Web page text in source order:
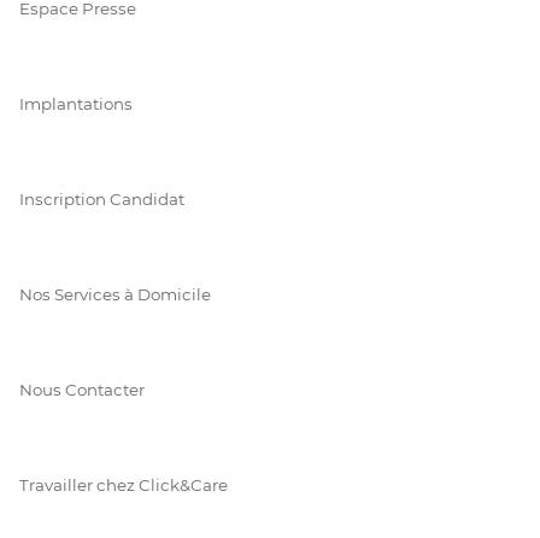
Espace Presse
Implantations
Inscription Candidat
Nos Services à Domicile
Nous Contacter
Travailler chez Click&Care